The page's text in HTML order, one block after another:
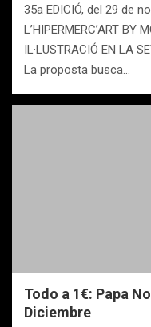
35a EDICIÓ, del 29 de
L’HIPERMERC’ART BY
IL·LUSTRACIÓ EN LA
La proposta busca…
Todo a 1€: Papa
Diciembre